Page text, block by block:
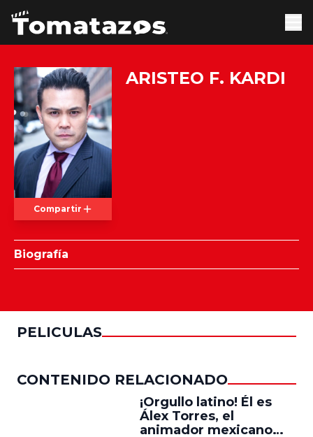
Compartir
ARISTEO F. KARDI
Biografía
PELICULAS
CONTENIDO RELACIONADO
¡Orgullo latino! Él es
Álex Torres, el
animador mexicano